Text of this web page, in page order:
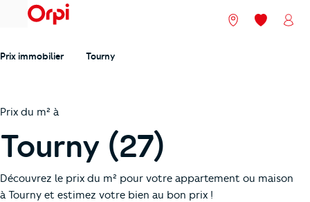
menu Nos agences
Mes
Prix immobilier Tourny
Prix du m² à
Tourny (27)
Découvrez le prix du m² pour votre appartement ou maison
à Tourny et estimez votre bien au bon prix !